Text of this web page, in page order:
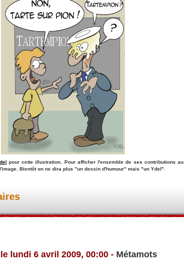
pour cette illustration. Pour afficher l'ensemble de ses contributions au
Bientôt on ne dira plus "un dessin d'humour" mais "un Ydel".
le lundi 6 avril 2009, 00:00 - Métamots